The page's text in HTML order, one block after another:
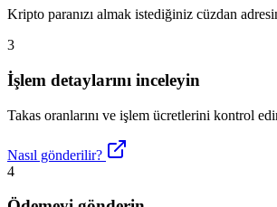
Kripto paranızı almak istediğiniz cüzdan
3
İşlem detaylarını inceleyin
Takas oranlarını ve işlem ücretlerini kontrol
Nasıl gönderilir?
4